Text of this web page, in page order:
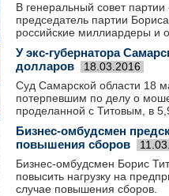
В генеральный совет
председатель партии
российские миллиардеры и
У экс-губернатора
долларов
18.03.2016
Суд Самарской области 18
потерпевшим по делу о
проделанной с Титовым, в
Бизнес-омбудсмен
повышения сборов
Бизнес-омбудсмен Борис
повысить нагрузку на
случае повышения сборов.